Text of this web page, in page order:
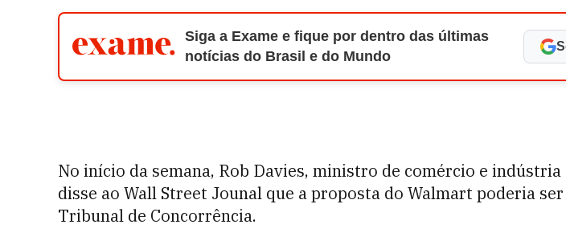
Siga a Exame e fique por dentro das últimas
notícias do Brasil e do Mundo
No início da semana, Rob Davies, ministro de comércio e indústria
disse ao Wall Street Jounal que a proposta do Walmart poderia
Tribunal de Concorrência.